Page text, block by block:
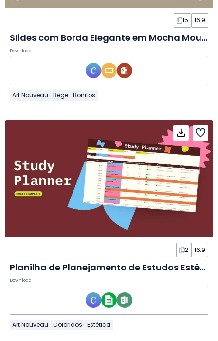
15 16:9
Slides com Borda Elegante em Mocha Mousse
Download
Art Nouveau Bege Bonitos
2 16:9
Planilha de Planejamento de Estudos Estética
Download
Art Nouveau Coloridos Estética